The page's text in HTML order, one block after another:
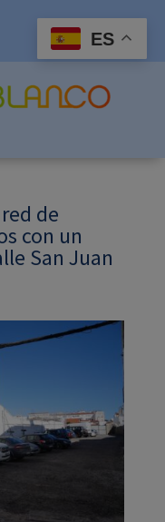
de
con un
San Juan
ES